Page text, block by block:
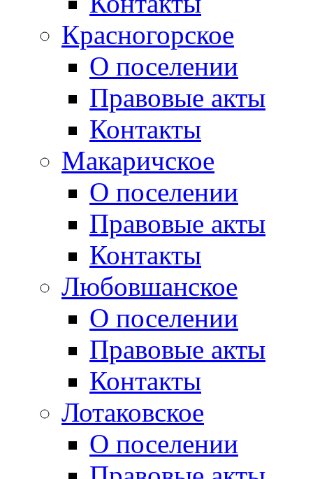
Красногорское
О поселении
Правовые акты
Контакты
Макаричское
О поселении
Правовые акты
Контакты
Любовшанское
О поселении
Правовые акты
Контакты
Лотаковское
О поселении